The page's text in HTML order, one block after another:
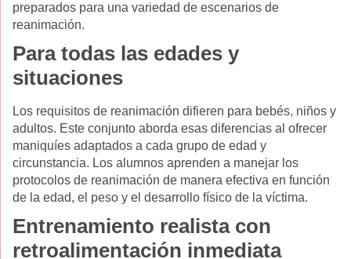
preparados para una variedad de escenarios de
reanimación.
Para todas las edades y
situaciones
Los requisitos de reanimación difieren para bebés, niños y
adultos. Este conjunto aborda esas diferencias al ofrecer
maniquíes adaptados a cada grupo de edad y
circunstancia. Los alumnos aprenden a manejar los
protocolos de reanimación de manera efectiva en función
de la edad, el peso y el desarrollo físico de la víctima.
Entrenamiento realista con
retroalimentación inmediata